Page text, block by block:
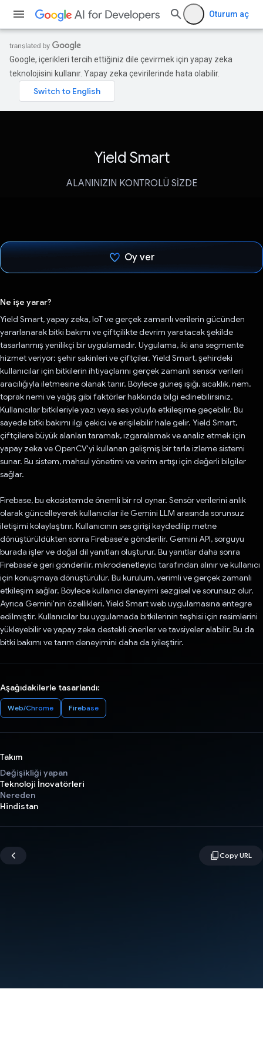
Oturum aç
Google, içerikleri tercih ettiğiniz dile çevirmek için yapay zeka
teknolojisini kullanır. Yapay zeka çevirilerinde hata olabilir.
Yield Smart
ALANINIZIN KONTROLÜ SİZDE
Oy ver
Ne işe yarar?
Yield Smart, yapay zeka, IoT ve gerçek zamanlı verilerin gücünden
yararlanarak bitki bakımı ve çiftçilikte devrim yaratacak şekilde
tasarlanmış yenilikçi bir uygulamadır. Uygulama, iki ana segmente
hizmet veriyor: şehir sakinleri ve çiftçiler. Yield Smart, şehirdeki
kullanıcılar için bitkilerin ihtiyaçlarını gerçek zamanlı sensör verileri
aracılığıyla iletmesine olanak tanır. Böylece güneş ışığı, sıcaklık, nem,
toprak nemi ve yağış gibi faktörler hakkında bilgi edinebilirsiniz.
Kullanıcılar bitkileriyle yazı veya ses yoluyla etkileşime geçebilir. Bu
sayede bitki bakımı ilgi çekici ve erişilebilir hale gelir. Yield Smart,
çiftçilere büyük alanları taramak, ızgaralamak ve analiz etmek için
yapay zeka ve OpenCV'yi kullanan gelişmiş bir tarla izleme sistemi
sunar. Bu sistem, mahsul yönetimi ve verim artışı için değerli bilgiler
sağlar.
Firebase, bu ekosistemde önemli bir rol oynar. Sensör verilerini anlık
olarak güncelleyerek kullanıcılar ile Gemini LLM arasında sorunsuz
iletişimi kolaylaştırır. Kullanıcının ses girişi kaydedilip metne
dönüştürüldükten sonra Firebase'e gönderilir. Gemini API, sorguyu
burada işler ve doğal dil yanıtları oluşturur. Bu yanıtlar daha sonra
Firebase'e geri gönderilir, mikrodenetleyici tarafından alınır ve kullanıcı
için konuşmaya dönüştürülür. Bu kurulum, verimli ve gerçek zamanlı
etkileşim sağlar. Böylece kullanıcı deneyimi sezgisel ve sorunsuz olur.
Ayrıca Gemini'nin özellikleri, Yield Smart web uygulamasına entegre
edilmiştir. Kullanıcılar bu uygulamada bitkilerinin teşhisi için resimlerini
yükleyebilir ve yapay zeka destekli öneriler ve tavsiyeler alabilir. Bu da
bitki bakımı ve tarım deneyimini daha da iyileştirir.
Aşağıdakilerle tasarlandı:
Web/Chrome Firebase
Takım
Değişikliği yapan
Teknoloji İnovatörleri
Nereden
Hindistan